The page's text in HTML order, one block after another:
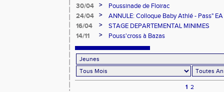
30/04
>
Poussinade de Floirac
24/04
>
ANNULE: Colloque Baby Athlé - Pass" EA
16/04
>
STAGE DEPARTEMENTAL MINIMES
14/11
> Pouss'cross à Bazas
1 2